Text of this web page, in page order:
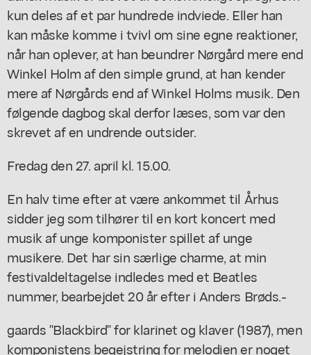
kun deles af et par hundrede indviede. Eller han
kan måske komme i tvivl om sine egne reaktioner,
når han oplever, at han beundrer Nørgård mere end
Winkel Holm af den simple grund, at han kender
mere af Nørgårds end af Winkel Holms musik. Den
følgende dagbog skal derfor læses, som var den
skrevet af en undrende outsider.
Fredag den 27. april kl. 15.00.
En halv time efter at være ankommet til Århus
sidder jeg som tilhører til en kort koncert med
musik af unge komponister spillet af unge
musikere. Det har sin særlige charme, at min
festivaldeltagelse indledes med et Beatles
nummer, bearbejdet 20 år efter i Anders Brøds.-
gaards "Blackbird" for klarinet og klaver (1987), men
komponistens begejstring for melodien er noget